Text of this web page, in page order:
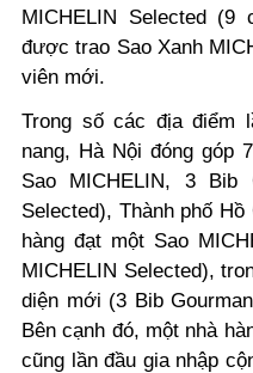
MICHELIN Selected
được trao Sao Xanh
viên mới.
Trong số các địa điểm
nang, Hà Nội đóng góp
Sao MICHELIN, 3 Bib
Selected), Thành phố
hàng đạt một Sao
MICHELIN Selected),
diện mới (3 Bib
Bên cạnh đó, một nhà
cũng lần đầu gia nhập